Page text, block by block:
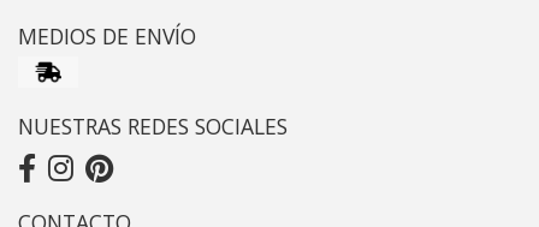
MEDIOS DE ENVÍO
NUESTRAS REDES SOCIALES